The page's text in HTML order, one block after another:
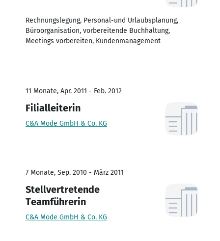
Rechnungslegung, Personal-und Urlaubsplanung,
Büroorganisation, vorbereitende Buchhaltung,
Meetings vorbereiten, Kundenmanagement
11 Monate, Apr. 2011 - Feb. 2012
Filialleiterin
C&A Mode GmbH & Co. KG
7 Monate, Sep. 2010 - März 2011
Stellvertretende
Teamführerin
C&A Mode GmbH & Co. KG